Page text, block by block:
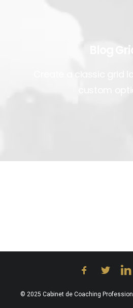
Blog
Create a classic grid
custom
© 2025 Cabinet de Coaching